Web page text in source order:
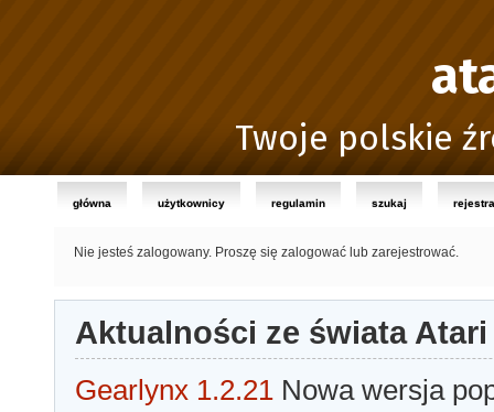
Twoje polskie
główna użytkownicy regulamin szukaj
Nie jesteś zalogowany. Proszę się zalogować lub zarejestrować.
Aktualności ze świata Atari
Gearlynx 1.2.21 Nowa wersja